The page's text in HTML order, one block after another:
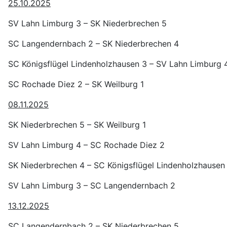
25.10.2025
SV Lahn Limburg 3 – SK Niederbrechen 5
SC Langendernbach 2 – SK Niederbrechen 4
SC Königsflügel Lindenholzhausen 3 – SV Lahn Limburg
SC Rochade Diez 2 – SK Weilburg 1
08.11.2025
SK Niederbrechen 5 – SK Weilburg 1
SV Lahn Limburg 4 – SC Rochade Diez 2
SK Niederbrechen 4 – SC Königsflügel
SV Lahn Limburg 3 – SC Langendernbach 2
13.12.2025